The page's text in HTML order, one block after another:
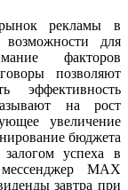
рекламы в
для
факторов
позволяют
эффективность
на рост
увеличение
бюджета
успеха в
MAX
завтра при